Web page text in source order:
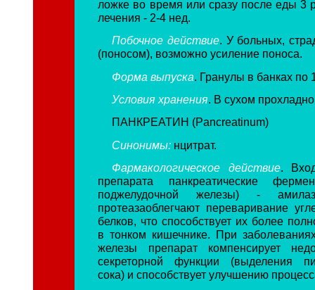
ложке во время или сразу после еды 3
лечения - 2-4 нед.
Побочное действие. У больных,
(поносом), возможно усиление поноса.
Форма выпуска. Гранулы в банках по
Условия хранения. В сухом
ПАНКРЕАТИН (Pancreatinum)
Синонимы: нцитрат.
Фармакологическое действие.
препарата панкреатические
поджелудочной железы) -
протеазаоблегчают переваривание
белков, что способствует их более
в тонком кишечнике. При
железы препарат компенсирует
секреторной функции (выделения
сока) и способствует улучшению